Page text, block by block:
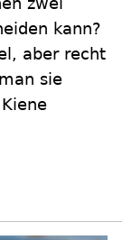
kann?
aber recht
sie